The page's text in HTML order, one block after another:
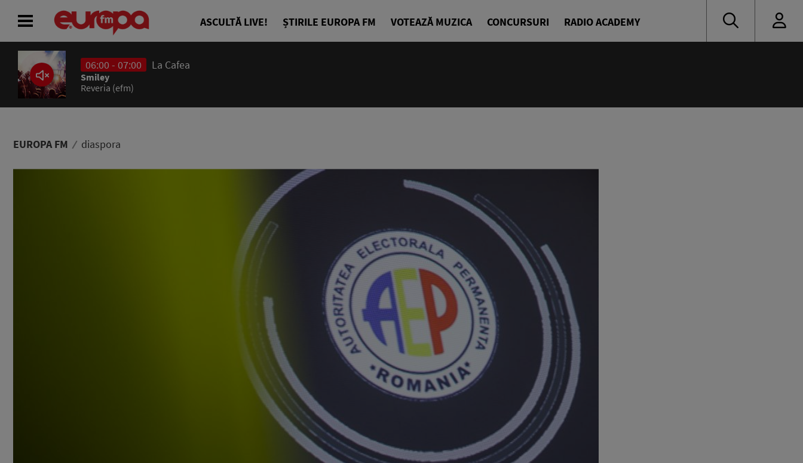
ASCULTĂ LIVE! ȘTIRILE EUROPA FM VOTEAZĂ MUZICA CONCURSURI RADIO ACADEMY
06:00 - 07:00 La Cafea
Smiley
Reveria (efm)
EUROPA FM diaspora
ACASĂ
ȘTIRI